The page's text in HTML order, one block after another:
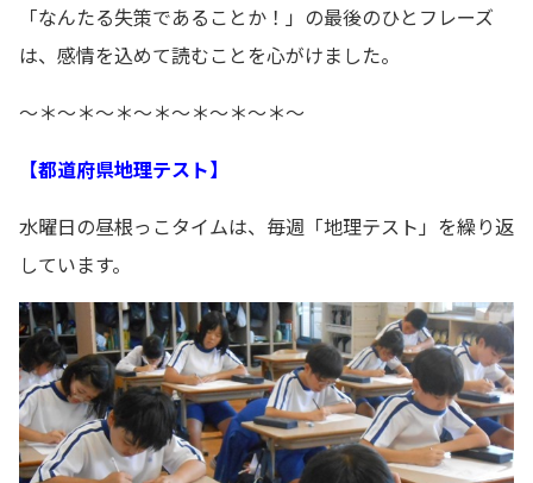
「なんたる失策であることか！」の最後のひとフレーズ
は、感情を込めて読むことを心がけました。
～＊～＊～＊～＊～＊～＊～＊～
【都道府県地理テスト】
水曜日の昼根っこタイムは、毎週「地理テスト」を繰り返
しています。